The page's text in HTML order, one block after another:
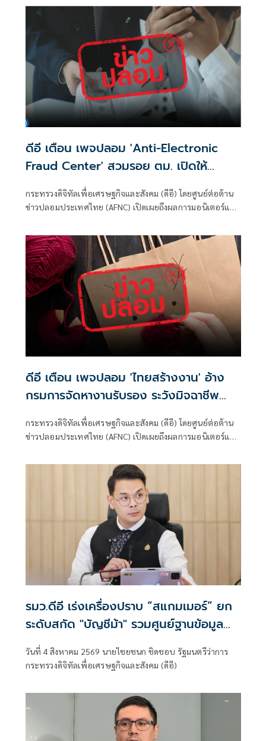
ดีอี เตือน เพจปลอม 'Anti-Electronic
Fraud Center' สวมรอย ตม. เปิดให้
ติดตามรับเงินคืนจาก 'สแกมเมอร์' ระวัง
สูญเงิน-ข้อมูลส่วนบุคคล
กระทรวงดิจิทัลเพื่อเศรษฐกิจและสังคม (ดีอี) โดยศูนย์ต่อต้าน
ข่าวปลอมประเทศไทย (AFNC) เปิดเผยถึงผลการมอนิเตอร์และ
ปัญหาภัยความมั่นคงและภัยทางสังคมของนายไชยชนก ชิดชอบ
รัฐมนตรีว่าการกระทรวงดิจิทัลเพื่อเศรษฐกิจและสังคม (ดีอี)
โดยยกระดับความสำคัญเรื่องการสร้างความตระหนักรู้เท่าทัน
ภัยอาชญากรรมทางเทคโนโลยี ข่าวปลอม และข้อมูลบิดเบือน
ดีอี เตือน เพจปลอม 'ไทยสร้างงาน' อ้าง
กรมการจัดหางานรับรอง ระวังมิจฉาชีพ
หลอก สูญเงิน-ข้อมูลส่วนบุคคล
กระทรวงดิจิทัลเพื่อเศรษฐกิจและสังคม (ดีอี) โดยศูนย์ต่อต้าน
ข่าวปลอมประเทศไทย (AFNC) เปิดเผยถึงผลการมอนิเตอร์และ
ปัญหาภัยความมั่นคงและภัยทางสังคมของนายไชยชนก ชิดชอบ
รัฐมนตรีว่าการกระทรวงดิจิทัลเพื่อเศรษฐกิจและสังคม (ดีอี)
โดยยกระดับความสำคัญเรื่องการสร้างความตระหนักรู้เท่าทัน
ภัยอาชญากรรมทางเทคโนโลยี ข่าวปลอม และข้อมูลบิดเบือน
รมว.ดีอี เร่งเครื่องปราบ “สแกมเมอร์” ยก
ระดับสกัด "บัญชีม้า" รวมศูนย์ฐานข้อมูล
เร่งรัดคืนเงินผู้เสียหาย เดินหน้าแผนสร้าง
ภูมิคุ้มกันประชาชน
วันที่ 4 สิงหาคม 2569 นายไชยชนก ชิดชอบ รัฐมนตรีว่าการ
กระทรวงดิจิทัลเพื่อเศรษฐกิจและสังคม (ดีอี)